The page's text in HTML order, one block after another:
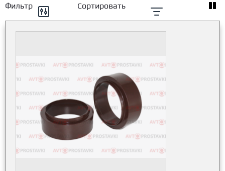
Фильтр Сортировать